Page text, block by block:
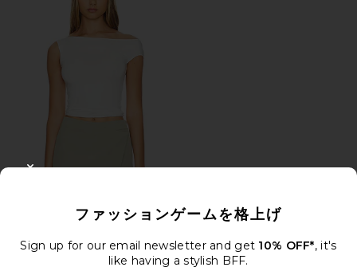
CLYQUE
Previous price:
$80
ファッションゲームを格上げ
Sign up for our email newsletter and get 10% OFF*, it's
like having a stylish BFF.